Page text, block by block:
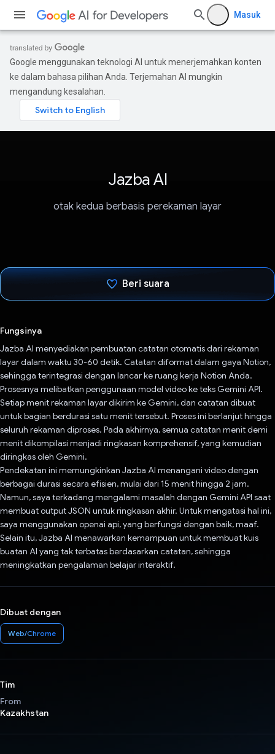
Masuk
Google menggunakan teknologi AI untuk menerjemahkan konten
ke dalam bahasa pilihan Anda. Terjemahan AI mungkin
mengandung kesalahan.
Jazba AI
otak kedua berbasis perekaman layar
Beri suara
Fungsinya
Jazba AI menyediakan pembuatan catatan otomatis dari rekaman
layar dalam waktu 30-60 detik. Catatan diformat dalam gaya Notion,
sehingga terintegrasi dengan lancar ke ruang kerja Notion Anda.
Prosesnya melibatkan penggunaan model video ke teks Gemini API.
Setiap menit rekaman layar dikirim ke Gemini, dan catatan dibuat
untuk bagian berdurasi satu menit tersebut. Proses ini berlanjut hingga
seluruh rekaman diproses. Pada akhirnya, semua catatan menit demi
menit dikompilasi menjadi ringkasan komprehensif, yang kemudian
diringkas oleh Gemini.
Pendekatan ini memungkinkan Jazba AI menangani video dengan
berbagai durasi secara efisien, mulai dari 15 menit hingga 2 jam.
Namun, saya terkadang mengalami masalah dengan Gemini API saat
membuat output JSON untuk ringkasan akhir. Untuk mengatasi hal ini,
saya menggunakan openai api, yang berfungsi dengan baik, maaf.
Selain itu, Jazba AI menawarkan kemampuan untuk membuat kuis
buatan AI yang tak terbatas berdasarkan catatan, sehingga
meningkatkan pengalaman belajar interaktif.
Dibuat dengan
Web/Chrome
Tim
From
Kazakhstan